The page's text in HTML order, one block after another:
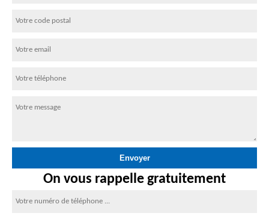
On vous rappelle gratuitement